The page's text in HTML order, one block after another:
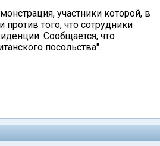
участники которой, в
того, что сотрудники
Сообщается, что
посольства".